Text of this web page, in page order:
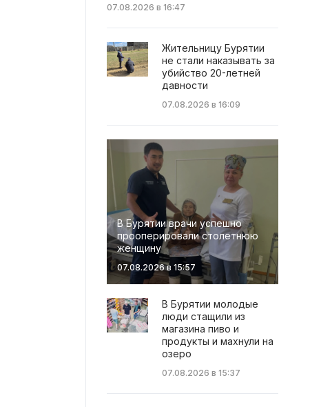
07.08.2026 в 16:47
Жительницу Бурятии
не стали наказывать за
убийство 20-летней
давности
07.08.2026 в 16:09
В Бурятии врачи успешно
прооперировали столетнюю
женщину
07.08.2026 в 15:57
В Бурятии молодые
люди стащили из
магазина пиво и
продукты и махнули на
озеро
07.08.2026 в 15:37